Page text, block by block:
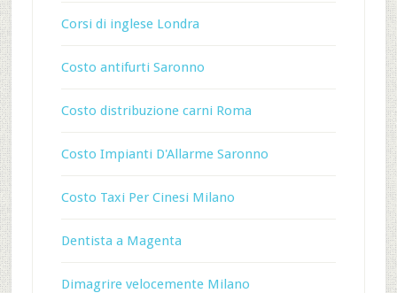
Corsi di inglese Londra
Costo antifurti Saronno
Costo distribuzione carni Roma
Costo Impianti D'Allarme Saronno
Costo Taxi Per Cinesi Milano
Dentista a Magenta
Dimagrire velocemente Milano